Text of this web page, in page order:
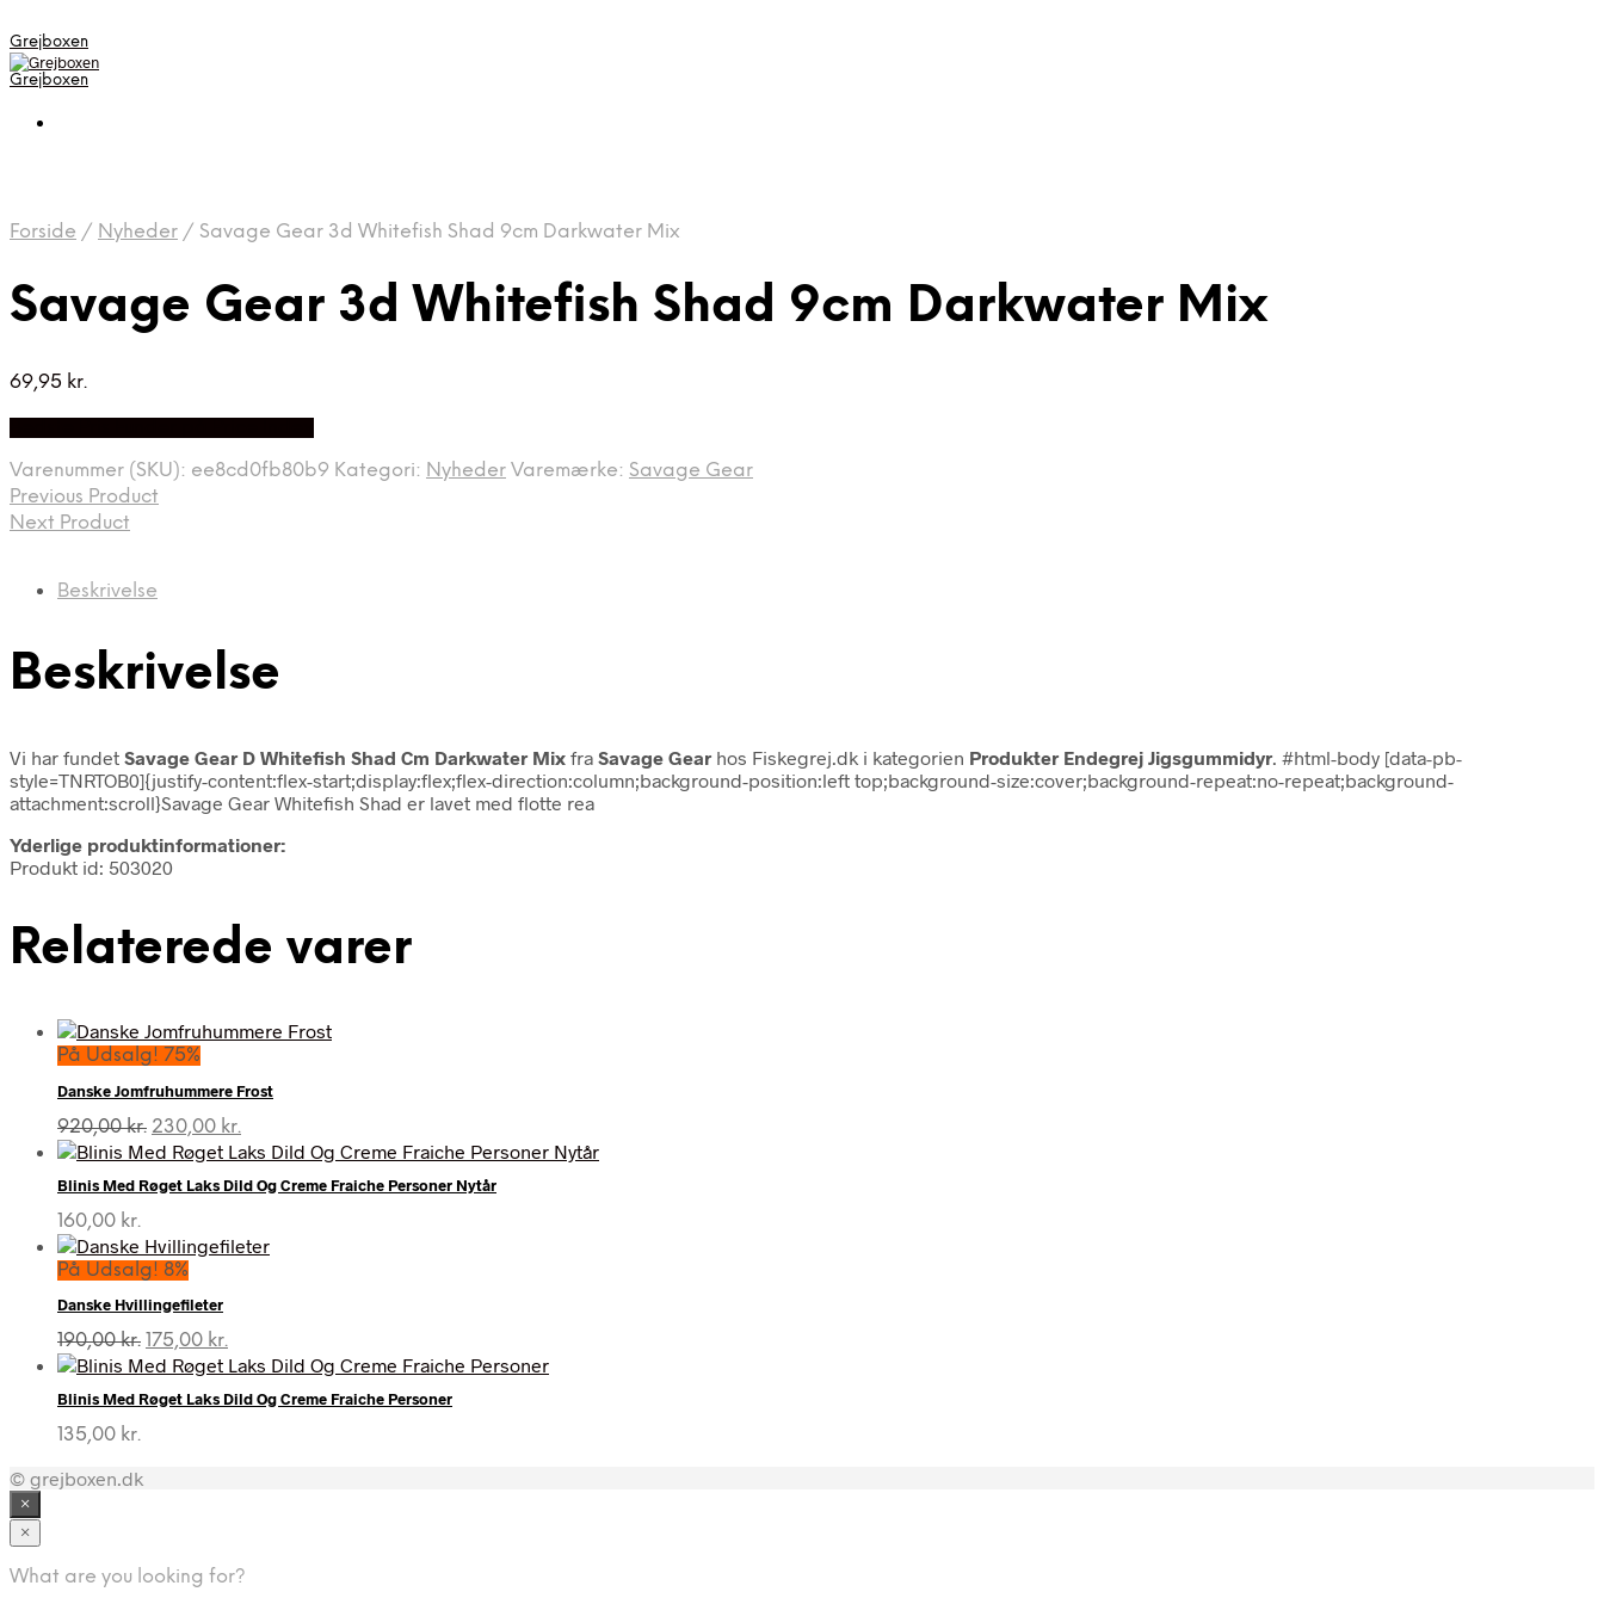
Grejboxen
Grejboxen
Forside / Nyheder / Savage Gear 3d Whitefish Shad 9cm Darkwater Mix
Savage Gear 3d Whitefish Shad 9cm Darkwater Mix
69,95 kr.
Varenummer (SKU): ee8cd0fb80b9 Kategori: Nyheder Varemærke: Savage Gear
Previous Product
Next Product
Beskrivelse
Beskrivelse
Vi har fundet Savage Gear D Whitefish Shad Cm Darkwater Mix fra Savage Gear hos Fiskegrej.dk i kategorien Produkter Endegrej Jigsgummidyr . #html-body [data-pb-
style=TNRTOB0]{justify-content:flex-start;display:flex;flex-direction:column;background-position:left top;background-size:cover;background-repeat:no-repeat;background-
attachment:scroll}Savage Gear Whitefish Shad er lavet med flotte rea
Yderlige produktinformationer:
Produkt id: 503020
Relaterede varer
På Udsalg! 75%
Danske Jomfruhummere Frost
920,00kr. Den
oprindelige
var:
230,00 kr.
aktuelle
er:
Blinis Med Røget Laks Dild Og Creme Fraiche Personer Nytår
160,00 kr.
På Udsalg! 8%
Danske Hvillingefileter
190,00kr. Den
oprindelige
var:
175,00 kr.
aktuelle
er:
Blinis Med Røget Laks Dild Og Creme Fraiche Personer
135,00 kr.
© grejboxen.dk
×
×
What are you looking for?